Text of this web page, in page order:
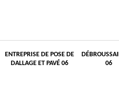
ENTREPRISE DE POSE DE
DALLAGE ET PAVÉ 06
06